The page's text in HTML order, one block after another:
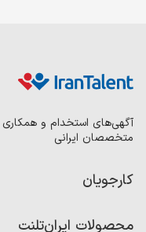
آگهی‌های استخدام و همکاری
متخصصان ایرانی
کارجویان
محصولات ایران‌تلنت